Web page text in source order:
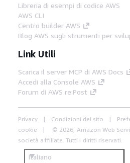
Libreria di esempi di codice AWS
AWS CLI
Centro builder AWS
Blog AWS sugli strumenti per
Link Utili
Scarica il server MCP di AWS Docs
Accedi alla Console AWS
Forum di AWS re:Post
Privacy Condizioni del sito
cookie
© 2026, Amazon Web
società affiliate. Tutti i diritti riservati.
Italiano